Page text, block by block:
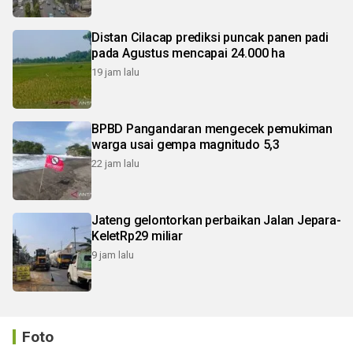
Distan Cilacap prediksi puncak panen padi
pada Agustus mencapai 24.000 ha
19 jam lalu
BPBD Pangandaran mengecek pemukiman
warga usai gempa magnitudo 5,3
22 jam lalu
Jateng gelontorkan perbaikan Jalan Jepara-
KeletRp29 miliar
9 jam lalu
Foto